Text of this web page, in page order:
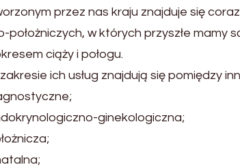
przez nas kraju znajduje się
położniczych, w których przyszłe mamy
ciąży i połogu.
ich usług znajdują się pomiędzy
ginekologiczna;